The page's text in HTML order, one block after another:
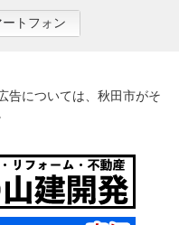
ートフォン
告については、秋田市がそ